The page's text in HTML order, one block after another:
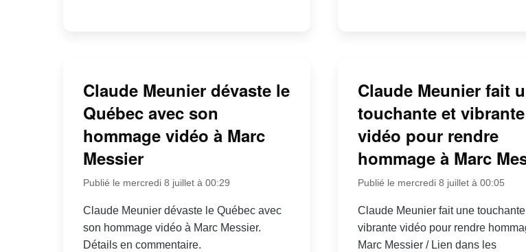
Claude Meunier dévaste le
Québec avec son
hommage vidéo à Marc
Messier
Publié le mercredi 8 juillet à 00:29
Claude Meunier dévaste le Québec avec
son hommage vidéo à Marc Messier.
Détails en commentaire.
Claude Meunier fait
touchante et vibrante
vidéo pour rendre
hommage à Marc
Publié le mercredi 8 juillet à 00:05
Claude Meunier fait une
vibrante vidéo pour rendre
Marc Messier / Lien dans les